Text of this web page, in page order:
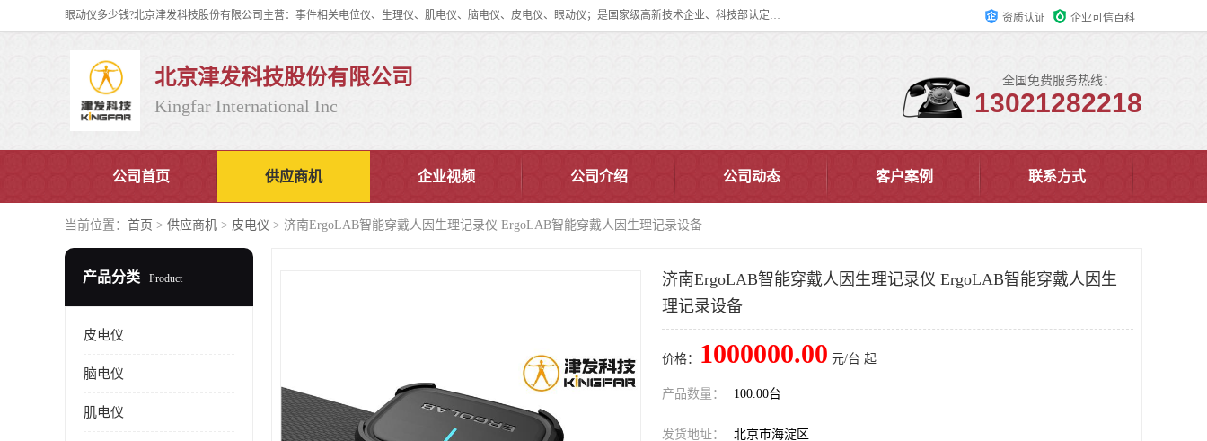
眼动仪多少钱?北京津发科技股份有限公司主营：事件相关电位仪、生理仪、肌电仪、脑电仪、皮电仪、眼动仪；是国家级高新技术企业、科技部认定的科技型中小企业和中关村高新技术企业，具备保密资格，具备自主进出口经营权；自主研发技术、产品与服务荣获多项省部级科学技术奖励、国家发明专利、国家软件著作权和省部级新技术新产品（服务）认证。 资质认证 企业可信百科
北京津发科技股份有限公司
Kingfar International Inc
全国免费服务热线：
13021282218
公司首页 供应商机 企业视频 公司介绍 公司动态 客户案例 联系方式
当前位置： 首页 > 供应商机 > 皮电仪 > 济南ErgoLAB智能穿戴人因生理记录仪 ErgoLAB智能穿戴人因生理记录设备
产品分类 Product
皮电仪
脑电仪
肌电仪
济南ErgoLAB智能穿戴人因生理记录仪 ErgoLAB智能穿戴人因生
理记录设备
价格： 1000000.00 元/台 起
产品数量： 100.00台
发货地址： 北京市海淀区